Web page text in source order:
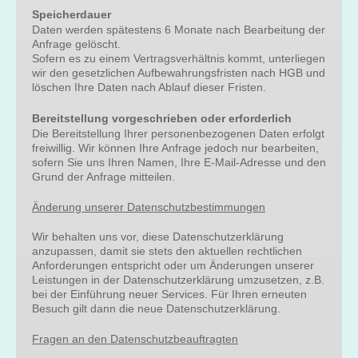
Speicherdauer
Daten werden spätestens 6 Monate nach Bearbeitung der
Anfrage gelöscht.
Sofern es zu einem Vertragsverhältnis kommt, unterliegen
wir den gesetzlichen Aufbewahrungsfristen nach HGB und
löschen Ihre Daten nach Ablauf dieser Fristen.
Bereitstellung vorgeschrieben oder erforderlich
Die Bereitstellung Ihrer personenbezogenen Daten erfolgt
freiwillig. Wir können Ihre Anfrage jedoch nur bearbeiten,
sofern Sie uns Ihren Namen, Ihre E-Mail-Adresse und den
Grund der Anfrage mitteilen.
Änderung unserer Datenschutzbestimmungen
Wir behalten uns vor, diese Datenschutzerklärung
anzupassen, damit sie stets den aktuellen rechtlichen
Anforderungen entspricht oder um Änderungen unserer
Leistungen in der Datenschutzerklärung umzusetzen, z.B.
bei der Einführung neuer Services. Für Ihren erneuten
Besuch gilt dann die neue Datenschutzerklärung.
Fragen an den Datenschutzbeauftragten